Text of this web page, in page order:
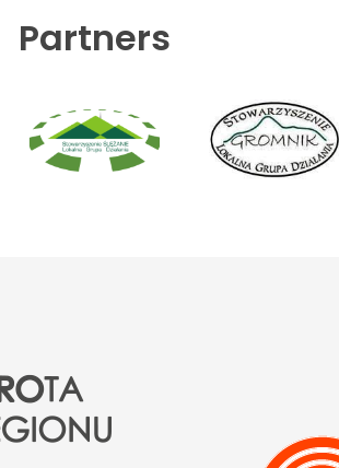
Partners